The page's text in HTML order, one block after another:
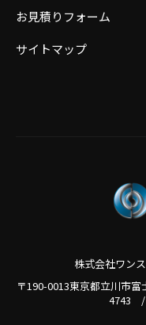
お見積りフォーム
サイトマップ
株式会社ワン
〒190-0013東京都立川市
4743